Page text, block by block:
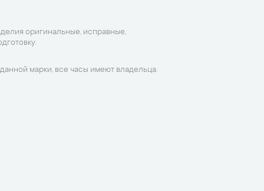
оригинальные, исправные,
марки, все часы имеют владельца.